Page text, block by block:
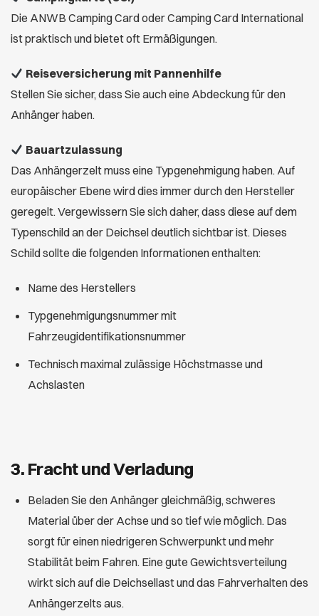
Die ANWB Camping Card oder Camping Card International
ist praktisch und bietet oft Ermäßigungen.
Reiseversicherung mit Pannenhilfe
Stellen Sie sicher, dass Sie auch eine Abdeckung für den
Anhänger haben.
Bauartzulassung
Das Anhängerzelt muss eine Typgenehmigung haben. Auf
europäischer Ebene wird dies immer durch den Hersteller
geregelt. Vergewissern Sie sich daher, dass diese auf dem
Typenschild an der Deichsel deutlich sichtbar ist. Dieses
Schild sollte die folgenden Informationen enthalten:
Name des Herstellers
Typgenehmigungsnummer mit
Fahrzeugidentifikationsnummer
Technisch maximal zulässige Höchstmasse und
Achslasten
3. Fracht und Verladung
Beladen Sie den Anhänger gleichmäßig, schweres
Material über der Achse und so tief wie möglich. Das
sorgt für einen niedrigeren Schwerpunkt und mehr
Stabilität beim Fahren. Eine gute Gewichtsverteilung
wirkt sich auf die Deichsellast und das Fahrverhalten des
Anhängerzelts aus.